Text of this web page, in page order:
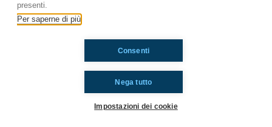
Ti è piaciuto? Condividilo!
presenti.
Per saperne di più
Nega tutto
Consenti
Impostazioni dei cookie